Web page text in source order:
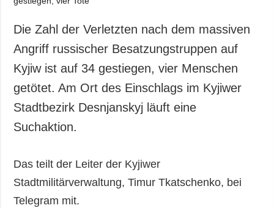
Die Zahl der Verletzten nach dem massiven
Angriff russischer Besatzungstruppen auf
Kyjiw ist auf 34 gestiegen, vier Menschen
getötet. Am Ort des Einschlags im Kyjiwer
Stadtbezirk Desnjanskyj läuft eine
Suchaktion.
Das teilt der Leiter der Kyjiwer
Stadtmilitärverwaltung, Timur Tkatschenko, bei
Telegram mit.